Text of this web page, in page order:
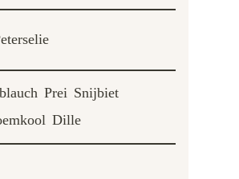
Prei Snijbiet
Dille